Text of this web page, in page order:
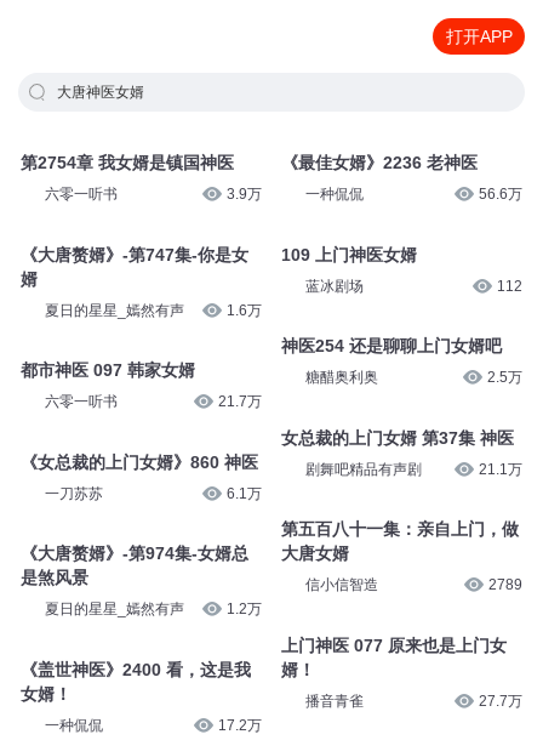
打开APP
大唐神医女婿
第2754章 我女婿是镇国神医
六零一听书 3.9万
《大唐赘婿》-第747集-你是女
婿
夏日的星星_嫣然有声 1.6万
都市神医 097 韩家女婿
六零一听书 21.7万
《女总裁的上门女婿》860 神医
一刀苏苏 6.1万
《大唐赘婿》-第974集-女婿总
是煞风景
夏日的星星_嫣然有声 1.2万
《盖世神医》2400 看，这是我
女婿！
一种侃侃 17.2万
《最佳女婿》2236 老神医
一种侃侃 56.6万
109 上门神医女婿
蓝冰剧场 112
神医254 还是聊聊上门女婿吧
糖醋奥利奥 2.5万
女总裁的上门女婿 第37集 神医
剧舞吧精品有声剧 21.1万
第五百八十一集：亲自上门，做
大唐女婿
信小信智造 2789
上门神医 077 原来也是上门女
婿！
播音青雀 27.7万